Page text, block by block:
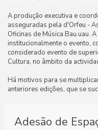
A produção executiva e
asseguradas pela d'Orfeu -
Oficinas de Música Bau.uau.
institucionalmente o evento,
considerado evento de
Cultura, no âmbito da
Há motivos para se
anteriores edições, que se
Adesão de